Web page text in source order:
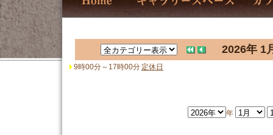
2026年 1
9時00分～17時00分 定休日
年